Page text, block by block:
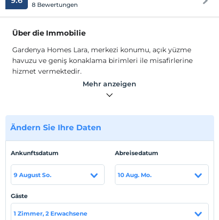
8 Bewertungen
Über die Immobilie
Gardenya Homes Lara, merkezi konumu, açık yüzme
havuzu ve geniş konaklama birimleri ile misafirlerine
hizmet vermektedir.
Apartlarda, oturma grubu, TV, Wi-Fi, klima, mutfak,
çamaşır makinesi, bulaşık makinesi bulunmaktadır.
Güzeloba Muratpaşa'da konumlanmaktadır.
Strand
anzeigen
Mehr anzeigen
Ändern Sie Ihre Daten
Ankunftsdatum
9 August So.
Abreisedatum
10 Aug. Mo.
Gäste
1 Zimmer, 2 Erwachsene